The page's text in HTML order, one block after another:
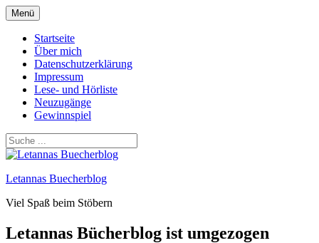
Zum
Inhalt
springen
Menü
Startseite
Über mich
Datenschutzerklärung
Impressum
Lese- und Hörliste
Neuzugänge
Gewinnspiel
Letannas Buecherblog
Viel Spaß beim Stöbern
Letannas Bücherblog ist umgezogen